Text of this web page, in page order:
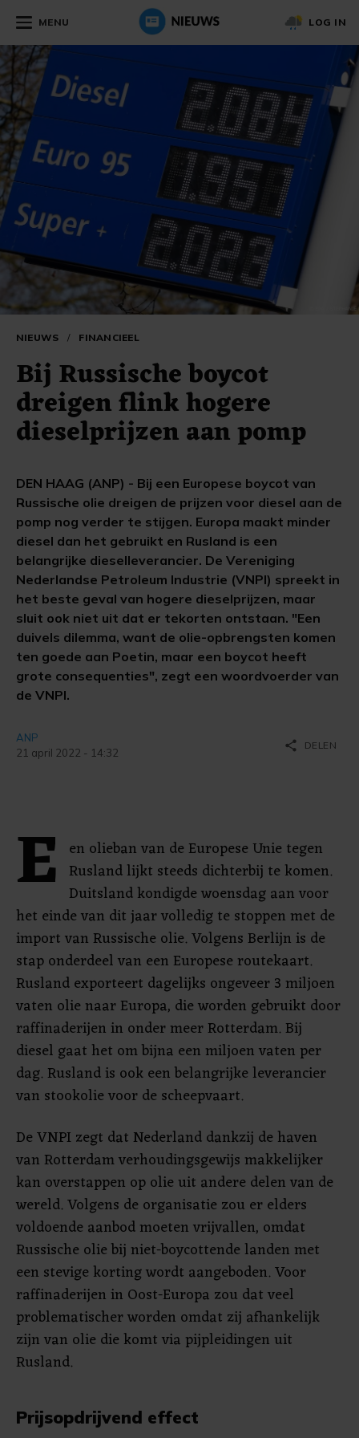
MENU LOG IN
NIEUWS / FINANCIEEL
Bij Russische boycot
dreigen flink hogere
dieselprijzen aan pomp
DEN HAAG (ANP) - Bij een Europese boycot van
Russische olie dreigen de prijzen voor diesel aan de
pomp nog verder te stijgen. Europa maakt minder
diesel dan het gebruikt en Rusland is een
belangrijke dieselleverancier. De Vereniging
Nederlandse Petroleum Industrie (VNPI) spreekt in
het beste geval van hogere dieselprijzen, maar
sluit ook niet uit dat er tekorten ontstaan. "Een
duivels dilemma, want de olie-opbrengsten komen
ten goede aan Poetin, maar een boycot heeft
grote consequenties", zegt een woordvoerder van
de VNPI.
ANP
21 april 2022 - 14:32
share DELEN
E en olieban van de Europese Unie tegen
Rusland lijkt steeds dichterbij te komen.
Duitsland kondigde woensdag aan voor
het einde van dit jaar volledig te stoppen met de
import van Russische olie. Volgens Berlijn is de
stap onderdeel van een Europese routekaart.
Rusland exporteert dagelijks ongeveer 3 miljoen
vaten olie naar Europa, die worden gebruikt door
raffinaderijen in onder meer Rotterdam. Bij
diesel gaat het om bijna een miljoen vaten per
dag. Rusland is ook een belangrijke leverancier
van stookolie voor de scheepvaart.
De VNPI zegt dat Nederland dankzij de haven
van Rotterdam verhoudingsgewijs makkelijker
kan overstappen op olie uit andere delen van de
wereld. Volgens de organisatie zou er elders
voldoende aanbod moeten vrijvallen, omdat
Russische olie bij niet-boycottende landen met
een stevige korting wordt aangeboden. Voor
raffinaderijen in Oost-Europa zou dat veel
problematischer worden omdat zij afhankelijk
zijn van olie die komt via pijpleidingen uit
Rusland.
Prijsopdrijvend effect